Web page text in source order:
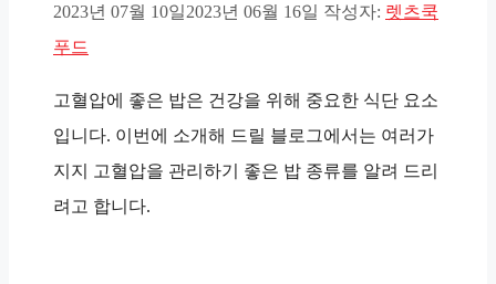
2023년 07월 10일2023년 06월 16일 작성자: 렛츠쿡
푸드
고혈압에 좋은 밥은 건강을 위해 중요한 식단 요소
입니다. 이번에 소개해 드릴 블로그에서는 여러가
지지 고혈압을 관리하기 좋은 밥 종류를 알려 드리
려고 합니다.